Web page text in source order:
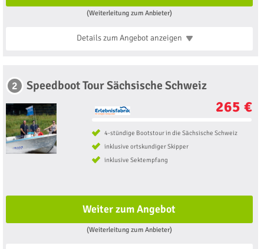
(Weiterleitung zum Anbieter)
Details zum Angebotanzeigen
2 Speedboot Tour Sächsische Schweiz
265 €
4-stündige Bootstour in die Sächsische Schweiz
inklusive ortskundiger Skipper
inklusive Sektempfang
Weiter zum Angebot
(Weiterleitung zum Anbieter)